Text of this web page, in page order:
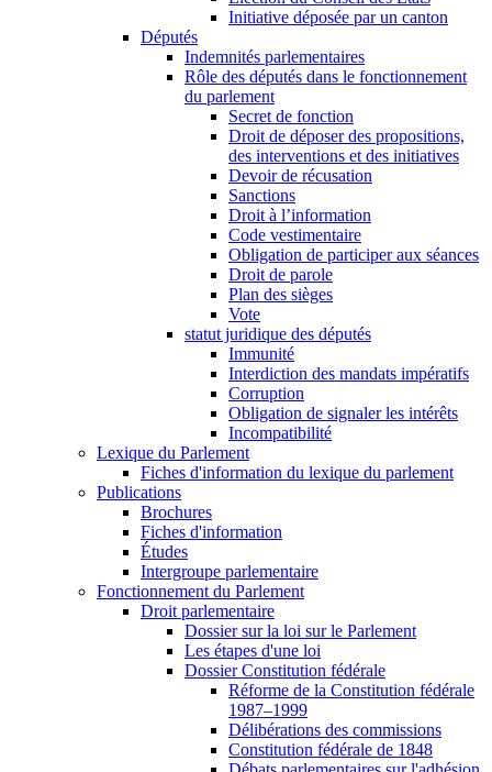
Initiative déposée par un canton
Députés
Indemnités parlementaires
Rôle des députés dans le fonctionnement
du parlement
Secret de fonction
Droit de déposer des propositions,
des interventions et des initiatives
Devoir de récusation
Sanctions
Droit à l’information
Code vestimentaire
Obligation de participer aux séances
Droit de parole
Plan des sièges
Vote
statut juridique des députés
Immunité
Interdiction des mandats impératifs
Corruption
Obligation de signaler les intérêts
Incompatibilité
Lexique du Parlement
Fiches d'information du lexique du parlement
Publications
Brochures
Fiches d'information
Études
Intergroupe parlementaire
Fonctionnement du Parlement
Droit parlementaire
Dossier sur la loi sur le Parlement
Les étapes d'une loi
Dossier Constitution fédérale
Réforme de la Constitution fédérale
1987–1999
Délibérations des commissions
Constitution fédérale de 1848